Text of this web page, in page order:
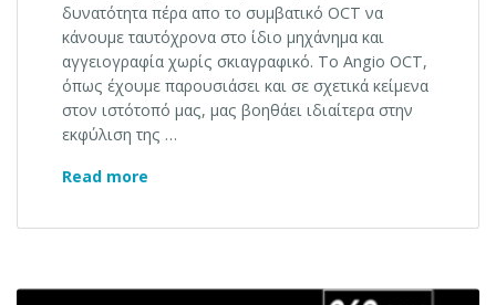
δυνατότητα πέρα απο το συμβατικό OCT να
κάνουμε ταυτόχρονα στο ίδιο μηχάνημα και
αγγειογραφία χωρίς σκιαγραφικό. Το Angio OCT,
όπως έχουμε παρουσιάσει και σε σχετικά κείμενα
στον ιστότοπό μας, μας βοηθάει ιδιαίτερα στην
εκφύλιση της …
Read more